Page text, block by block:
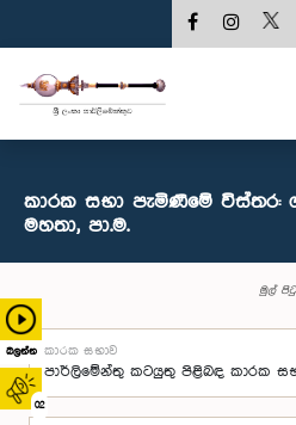
බලන්න
02
කාරක සභා පැමිණීමේ විස්තර:
මහතා, පා.ම.
මුල්
කාරක සභාව